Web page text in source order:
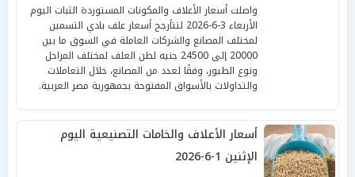
واصلت أسعار الأعلاف والمكونات المستوردة الثبات اليوم
الأربعاء 3-6-2026 لتتأرجح أسعار علف بادي التسمين
لمختلف المصانع والشركات العاملة في السوق ما بين
20000 إلى 24500 جنيه لطن العلف لمختلف المراحل
ونوع الطيور، وفقًا لعدد من المصانع، خلال التعاملات
والتداولات بالأسواق المفتوحة بجمهورية مصر العربية.
أسعار الأعلاف والخامات التصنيعية اليوم
الإثنين 1-6-2026